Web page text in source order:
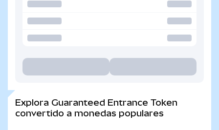
Explora Guaranteed Entrance Token
convertido a monedas populares